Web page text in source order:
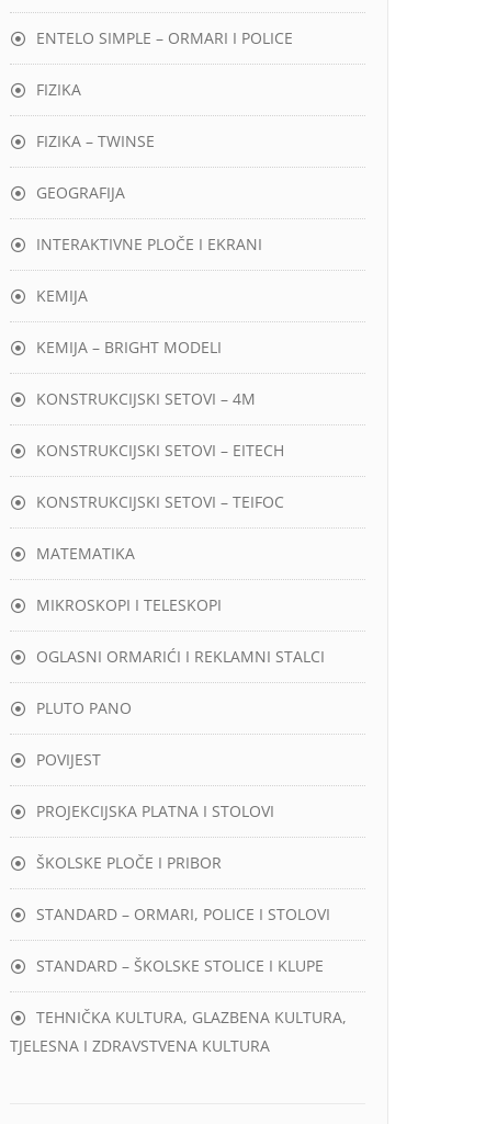
ENTELO SIMPLE – ORMARI I POLICE
FIZIKA
FIZIKA – TWINSE
GEOGRAFIJA
INTERAKTIVNE PLOČE I EKRANI
KEMIJA
KEMIJA – BRIGHT MODELI
KONSTRUKCIJSKI SETOVI – 4M
KONSTRUKCIJSKI SETOVI – EITECH
KONSTRUKCIJSKI SETOVI – TEIFOC
MATEMATIKA
MIKROSKOPI I TELESKOPI
OGLASNI ORMARIĆI I REKLAMNI STALCI
PLUTO PANO
POVIJEST
PROJEKCIJSKA PLATNA I STOLOVI
ŠKOLSKE PLOČE I PRIBOR
STANDARD – ORMARI, POLICE I STOLOVI
STANDARD – ŠKOLSKE STOLICE I KLUPE
TEHNIČKA KULTURA, GLAZBENA KULTURA,
TJELESNA I ZDRAVSTVENA KULTURA